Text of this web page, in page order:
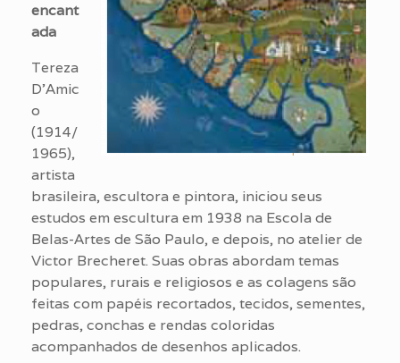
encant
ada
Tereza
D’Amic
o
(1914/
1965),
artista
brasileira, escultora e pintora, iniciou seus
estudos em escultura em 1938 na Escola de
Belas-Artes de São Paulo, e depois, no atelier de
Victor Brecheret. Suas obras abordam temas
populares, rurais e religiosos e as colagens são
feitas com papéis recortados, tecidos, sementes,
pedras, conchas e rendas coloridas
acompanhados de desenhos aplicados.